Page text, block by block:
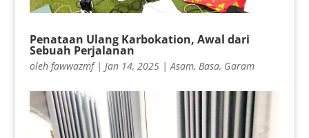
Penataan Ulang Karbokation, Awal dari
Sebuah Perjalanan
oleh fawwazmf| Jan 14, 2025| Asam, Basa, Garam